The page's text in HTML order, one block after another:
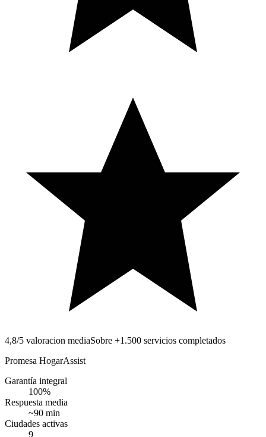
4,8/5 valoracion mediaSobre +1.500 servicios completados
Promesa HogarAssist
Garantía integral
100%
Respuesta media
~90 min
Ciudades activas
9